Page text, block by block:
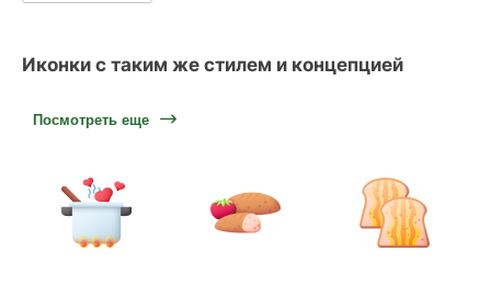
Иконки с таким же стилем и концепцией
Посмотреть еще